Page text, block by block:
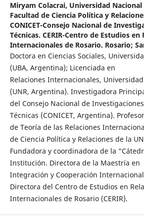
Miryam Colacrai, Universidad Nacional
Facultad de Ciencia Política y
CONICET-Consejo Nacional de
Técnicas. CERIR-Centro de Estudios en
Internacionales de Rosario. Rosario;
Doctora en Ciencias Sociales,
(UBA, Argentina); Licenciada en
Relaciones Internacionales,
(UNR, Argentina). Investigadora
del Consejo Nacional de
Técnicas (CONICET, Argentina).
de Teoría de las Relaciones
de Ciencia Política y Relaciones de la
Fundadora y coordinadora de la
Institución. Directora de la Maestría en
Integración y Cooperación Internacional
Directora del Centro de Estudios en
Internacionales de Rosario (CERIR).